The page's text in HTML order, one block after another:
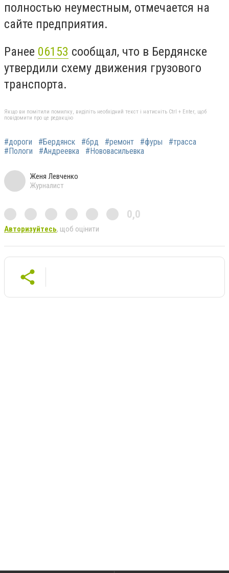
полностью неуместным, отмечается на
сайте предприятия.
Ранее 06153 сообщал, что в Бердянске
утвердили схему движения грузового
транспорта.
Якщо ви помітили помилку, виділіть необхідний текст і натисніть Ctrl + Enter, щоб
повідомити про це редакцію
#дороги #Бердянск #брд #ремонт #фуры
#трасса
#Пологи
#Андреевка #Нововасильевка
Женя Левченко
Журналист
0,0
Авторизуйтесь, щоб оцінити